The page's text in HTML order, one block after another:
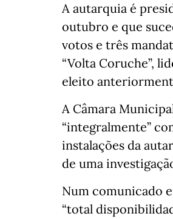
A autarquia é
outubro e que
votos e três
“Volta Coruche”,
eleito
A Câmara
“integralmente”
instalações da
de uma
Num comunicado
“total